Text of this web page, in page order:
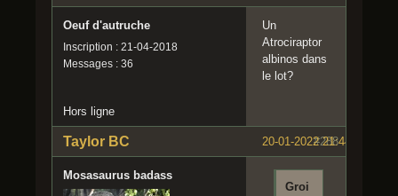
Oeuf d'autruche
Inscription : 21-04-2018
Messages : 36
Un
Atrociraptor
albinos dans
le lot?
Hors ligne
#288
20-01-2022 21:44:22
Taylor BC
Mosasaurus badass
Groi